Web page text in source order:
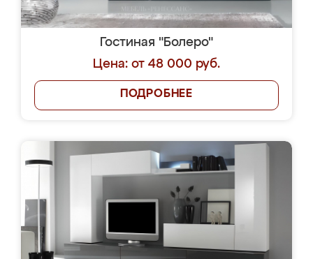
Гостиная "Болеро"
Цена: от 48 000 руб.
ПОДРОБНЕЕ